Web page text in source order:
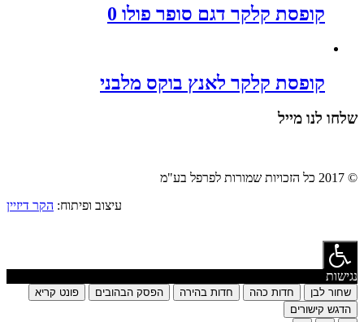
קופסת קלקר דגם סופר פולו 0
קופסת קלקר לאנץ בוקס מלבני
שלחו לנו מייל
© 2017 כל הזכויות שמורות לפרפל בע"מ
עיצוב ופיתוח: הקר דיזיין
נגישות
שחור לבן חדות כהה חדות בהירה הפסק הבהובים
פונט קריא
הדגש קישורים